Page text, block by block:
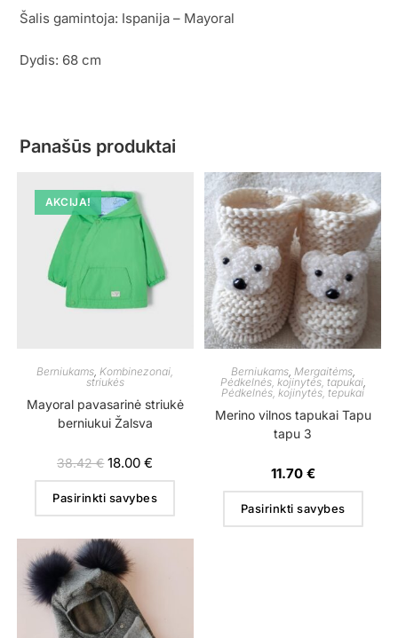
Šalis gamintoja: Ispanija – Mayoral
Dydis: 68 cm
Panašūs produktai
AKCIJA!
Berniukams,Kombinezonai,
striukės
Mayoral pavasarinė striukė
berniukui Žalsva
38.42€ 18.00€
Pasirinkti savybes
Berniukams, Mergaitėms,
Pėdkelnės, kojinytės, tapukai,
Pėdkelnės, kojinytės, tepukai
Merino vilnos tapukai Tapu
tapu 3
11.70 €
Pasirinkti savybes